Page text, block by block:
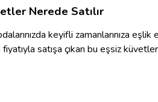
Nerede Satılır
keyifli zamanlarınıza eşlik
fiyatıyla satışa çıkan bu eşsiz